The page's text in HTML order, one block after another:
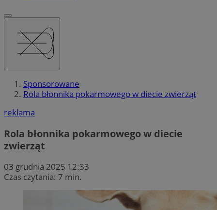
Sponsorowane
Rola błonnika pokarmowego w diecie zwierząt
reklama
Rola błonnika pokarmowego w diecie
zwierząt
03 grudnia 2025 12:33
Czas czytania: 7 min.